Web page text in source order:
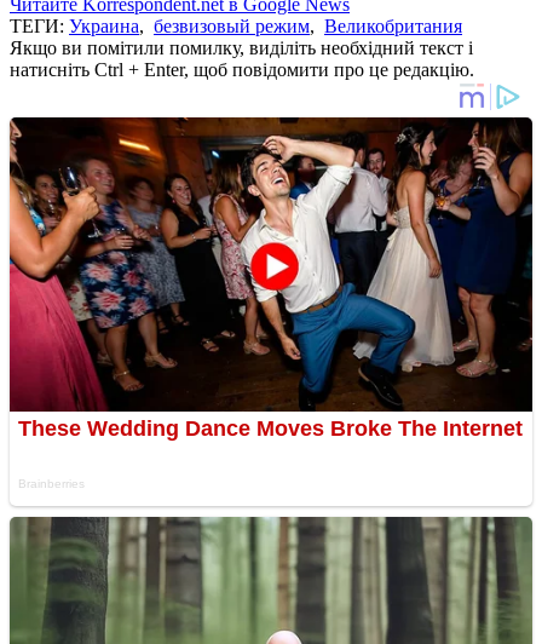
ТЕГИ: Украина, безвизовый режим, Великобритания
Якщо ви помітили помилку, виділіть необхідний текст і
натисніть Ctrl + Enter, щоб повідомити про це редакцію.